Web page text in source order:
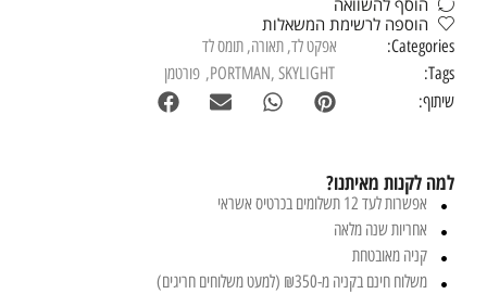
הוסף להשוואה
הוספה לרשימת המשאלות
Categories: אפקט לד, תאורה, תומס לד
Tags:
PORTMAN, SKYLIGHT
, פורטמן
שיתוף:
למה לקנות מאיתנו?
אפשרות לעד 12 תשלומים בכרטיס אשראי
אחריות שנה מלאה
קניה מאובטחת
משלוח חינם בקניה מ-₪350 (למעט משלוחים חריגים)